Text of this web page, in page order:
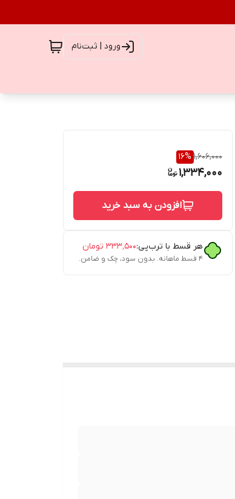
ورود | ثبت‌نام
1,606,000
16%
1,334,000
افزودن به سبد خرید
هر قسط با ترب‌پی:۳۳۳٬۵۰۰ تومان
۴ قسط ماهانه. بدون سود، چک و ضامن.